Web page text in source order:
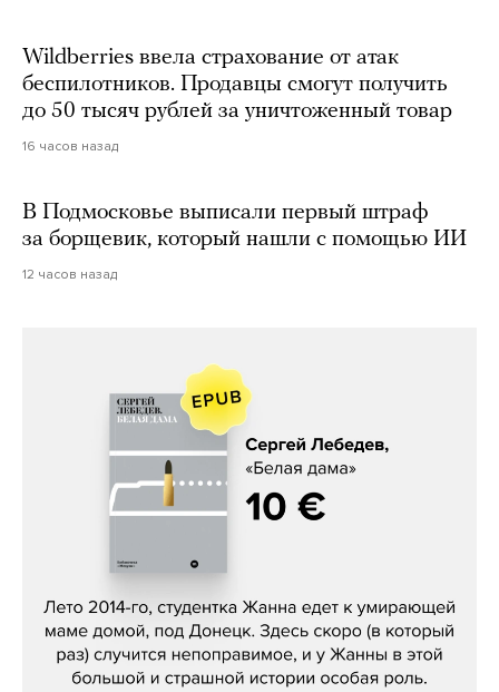
Wildberries ввела страхование от атак
беспилотников. Продавцы смогут получить
до 50 тысяч рублей за уничтоженный товар
16 часов назад
В Подмосковье выписали первый штраф
за борщевик, который нашли с помощью ИИ
12 часов назад
Сергей Лебедев, «Белая дама»